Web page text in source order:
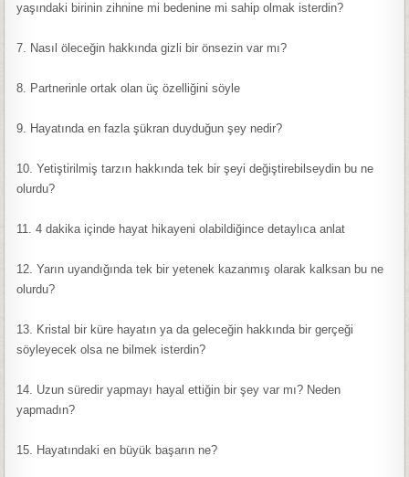
yaşındaki birinin zihnine mi bedenine mi sahip olmak isterdin?
7. Nasıl öleceğin hakkında gizli bir önsezin var mı?
8. Partnerinle ortak olan üç özelliğini söyle
9. Hayatında en fazla şükran duyduğun şey nedir?
10. Yetiştirilmiş tarzın hakkında tek bir şeyi değiştirebilseydin bu ne
olurdu?
11. 4 dakika içinde hayat hikayeni olabildiğince detaylıca anlat
12. Yarın uyandığında tek bir yetenek kazanmış olarak kalksan bu ne
olurdu?
13. Kristal bir küre hayatın ya da geleceğin hakkında bir gerçeği
söyleyecek olsa ne bilmek isterdin?
14. Uzun süredir yapmayı hayal ettiğin bir şey var mı? Neden
yapmadın?
15. Hayatındaki en büyük başarın ne?